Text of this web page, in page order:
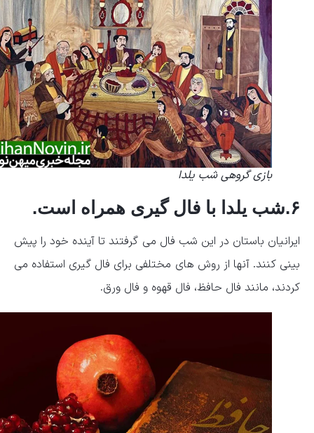
بازی گروهی شب یلدا
ایرانیان باستان در این شب فال می گرفتند تا آینده خود را پیش
بینی کنند. آنها از روش های مختلفی برای فال گیری استفاده می
کردند، مانند فال حافظ، فال قهوه و فال ورق.